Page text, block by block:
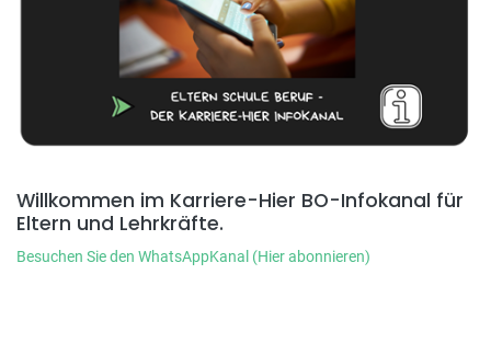
Willkommen im Karriere-Hier BO-Infokanal für
Eltern und Lehrkräfte.
Besuchen Sie den WhatsAppKanal (Hier abonnieren)